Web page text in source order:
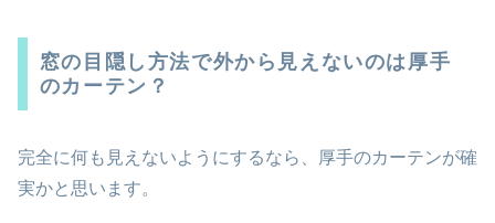
窓の目隠し方法で外から見えないのは厚手
のカーテン？
完全に何も見えないようにするなら、厚手のカーテンが確
実かと思います。